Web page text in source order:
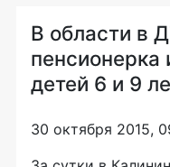
В области в
пенсионерка
детей 6 и 9
30 октября 2015,